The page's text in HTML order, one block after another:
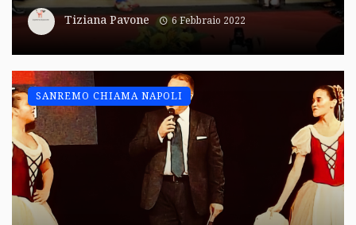
Tiziana Pavone 6 Febbraio 2022
SANREMO CHIAMA NAPOLI